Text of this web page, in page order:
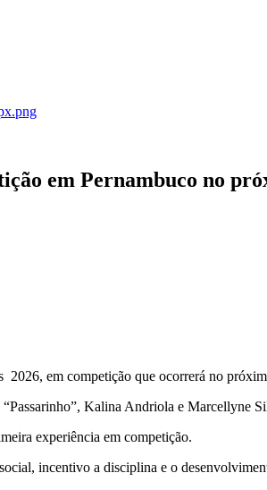
em Pernambuco no
em competição que ocorrerá no
Kalina Andriola e Marcellyne
experiência em competição.
incentivo a disciplina e o